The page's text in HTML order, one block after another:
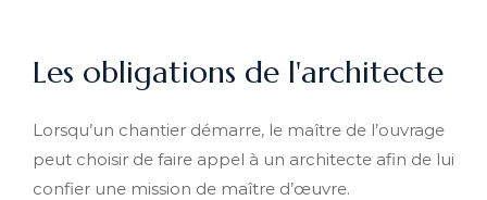
Les obligations de l'architecte
Lorsqu’un chantier démarre, le maître de l’ouvrage
peut choisir de faire appel à un architecte afin de lui
confier une mission de maître d’œuvre.